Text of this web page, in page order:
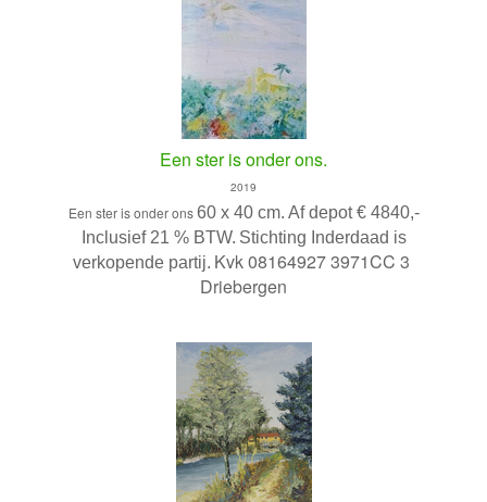
Een ster is onder ons.
2019
Een ster is onder ons60 x 40 cm. Af depot € 4840,-
Inclusief 21 % BTW. Stichting Inderdaad is
verkopende partij. Kvk 08164927 3971CC 3
Driebergen